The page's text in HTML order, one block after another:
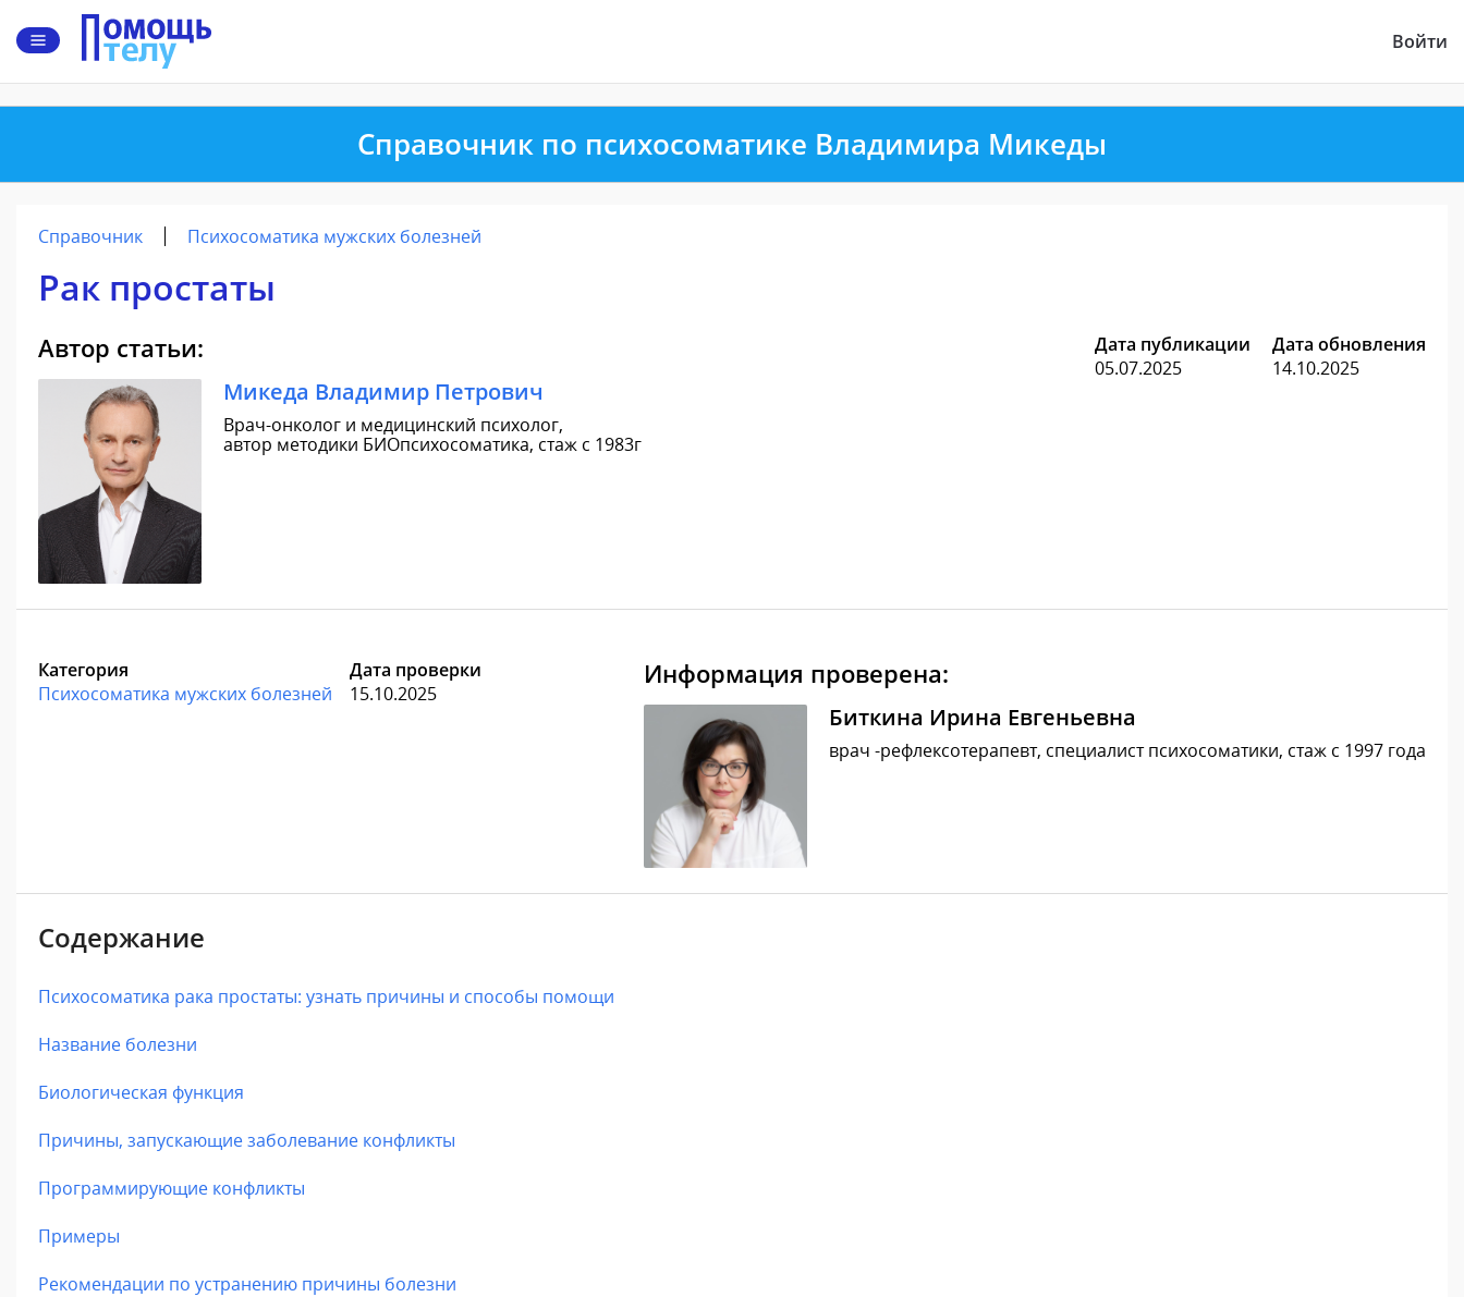
Войти
Справочник по психосоматике Владимира Микеды
Справочник Психосоматика мужских болезней
Рак простаты
Автор статьи:
Микеда Владимир Петрович
Врач-онколог и медицинский психолог,
автор методики БИОпсихосоматика, стаж с 1983г
Дата публикации
05.07.2025
Дата обновления
14.10.2025
Категория
Психосоматика мужских болезней
Дата проверки
15.10.2025
Информация проверена:
Биткина Ирина Евгеньевна
врач -рефлексотерапевт, специалист психосоматики, стаж с 1997 года
Содержание
Психосоматика рака простаты: узнать причины и способы помощи
Название болезни
Биологическая функция
Причины, запускающие заболевание конфликты
Программирующие конфликты
Примеры
Рекомендации по устранению причины болезни